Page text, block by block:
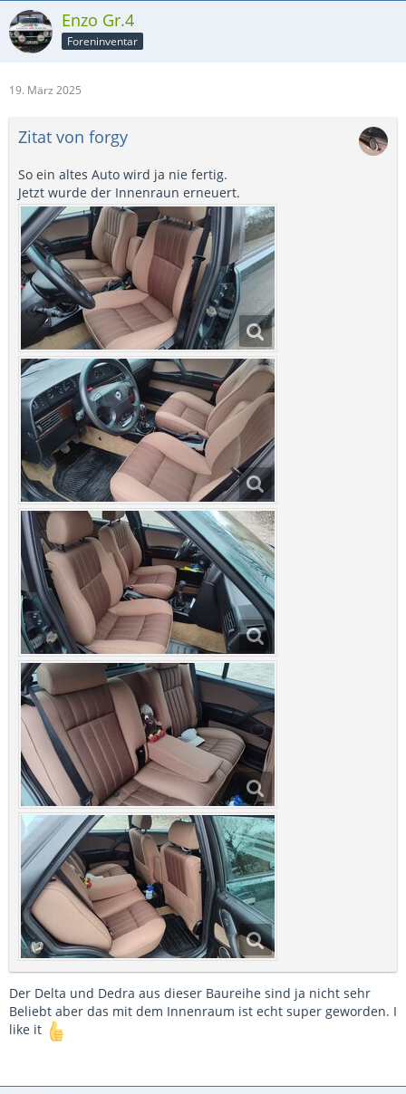
Enzo Gr.4
Foreninventar
19. März 2025
Zitat von forgy
So ein altes Auto wird ja nie fertig.
Jetzt wurde der Innenraun erneuert.
Der Delta und Dedra aus dieser Baureihe sind ja nicht sehr
Beliebt aber das mit dem Innenraum ist echt super geworden. I
like it